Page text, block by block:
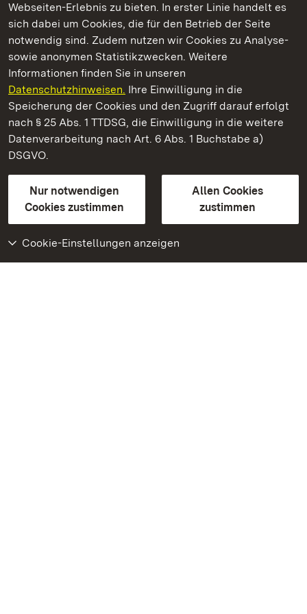
Webseiten-Erlebnis zu bieten. In erster Linie handelt es
sich dabei um Cookies, die für den Betrieb der Seite
notwendig sind. Zudem nutzen wir Cookies zu Analyse-
sowie anonymen Statistikzwecken. Weitere
Informationen finden Sie in unseren
Datenschutzhinweisen. Ihre Einwilligung in die
Speicherung der Cookies und den Zugriff darauf erfolgt
nach § 25 Abs. 1 TTDSG, die Einwilligung in die weitere
Datenverarbeitung nach Art. 6 Abs. 1 Buchstabe a)
DSGVO.
Nur notwendigen
Cookies zustimmen
Allen Cookies
zustimmen
Cookie-Einstellungen anzeigen
Kommen. Staunen. Genießen.
Schloss und Schlossgarten Schwetzingen
Staatliche Schlösser und Gärten Baden-Württemberg
Kontakt
GebärdenspracheLeichte Sprache
Erklärung zur Barrierefreiheit
BITV-konform (geprüfte Seiten)
Weiteres